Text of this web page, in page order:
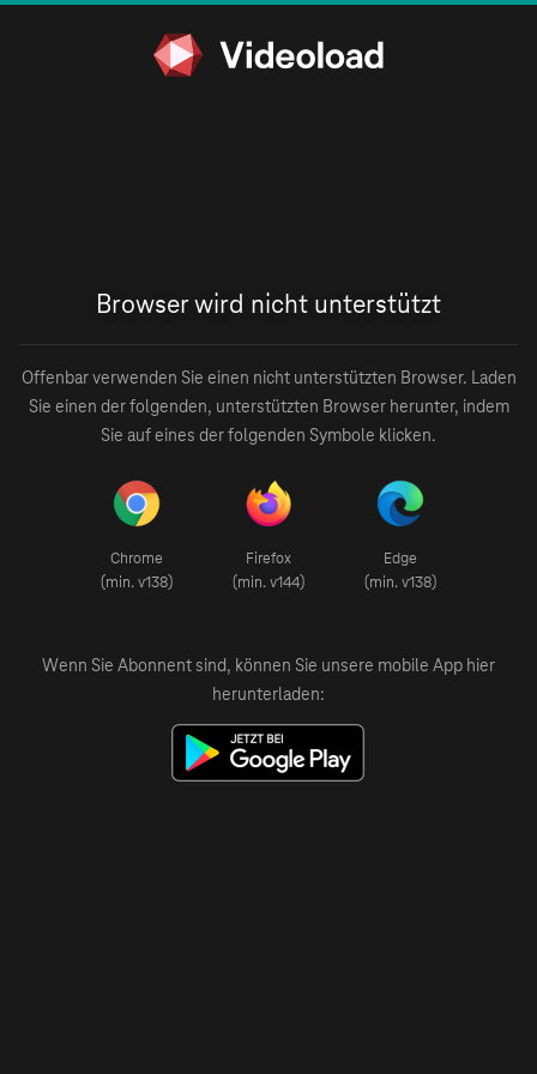
Browser wird nicht unterstützt
Offenbar verwenden Sie einen nicht unterstützten Browser. Laden
Sie einen der folgenden, unterstützten Browser herunter, indem
Sie auf eines der folgenden Symbole klicken.
Chrome
(min. v138)
Firefox
(min. v144)
Edge
(min. v138)
Wenn Sie Abonnent sind, können Sie unsere mobile App hier
herunterladen: